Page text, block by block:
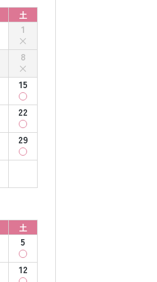
土
1
8
15
22
29
土
5
12